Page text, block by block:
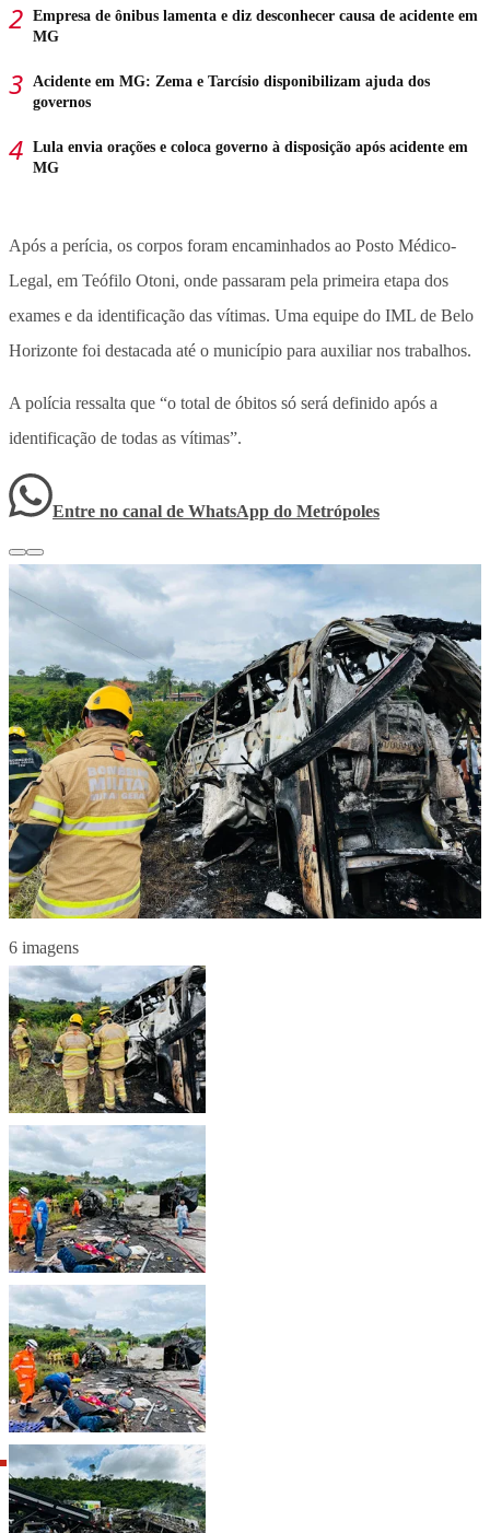
Empresa de ônibus lamenta e diz desconhecer causa de acidente em
MG
Acidente em MG: Zema e Tarcísio disponibilizam ajuda dos
governos
Lula envia orações e coloca governo à disposição após acidente em
MG
Após a perícia, os corpos foram encaminhados ao Posto Médico-
Legal, em Teófilo Otoni, onde passaram pela primeira etapa dos
exames e da identificação das vítimas. Uma equipe do IML de Belo
Horizonte foi destacada até o município para auxiliar nos trabalhos.
A polícia ressalta que “o total de óbitos só será definido após a
identificação de todas as vítimas”.
Entre no canal de WhatsApp do Metrópoles
6 imagens